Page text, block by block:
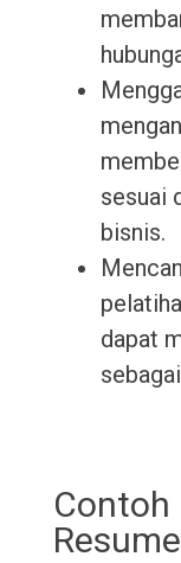
sesuai
bisnis.
dapat
Contoh